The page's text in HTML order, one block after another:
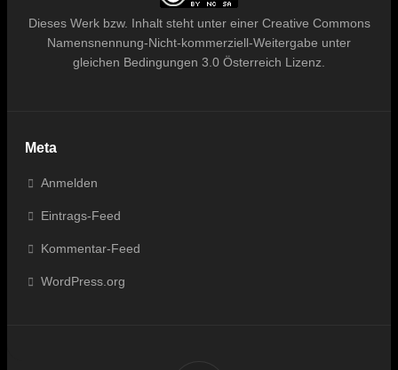
Dieses Werk bzw. Inhaltsteht unter einer Creative Commons
Namensnennung-Nicht-kommerziell-Weitergabe unter
gleichen Bedingungen 3.0 Österreich Lizenz
Meta
Anmelden
Eintrags-Feed
Kommentar-Feed
WordPress.org